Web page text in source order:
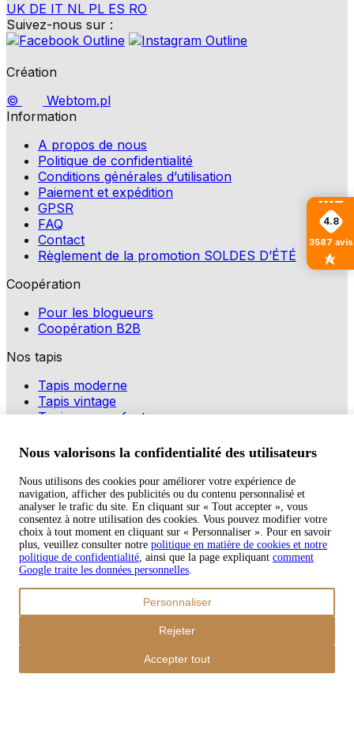
UK DE IT NL PL ES RO
Suivez-nous sur :
Création
©
Webtom.pl
Information
A propos de nous
Politique de confidentialité
Conditions générales d’utilisation
Paiement et expédition
GPSR
FAQ
Contact
Règlement de la promotion SOLDES D’ÉTÉ
Coopération
Pour les blogueurs
Coopération B2B
Nos tapis
Tapis moderne
Tapis vintage
Tapis pour enfants
Modes de paiement
Copyright © 2026 TAPISO
4.8
3587 avis
Nous valorisons la confidentialité des utilisateurs
Nous utilisons des cookies pour améliorer votre expérience de
navigation, afficher des publicités ou du contenu personnalisé et
analyser le trafic du site. En cliquant sur « Tout accepter », vous
consentez à notre utilisation des cookies. Vous pouvez modifier votre
choix à tout moment en cliquant sur « Personnaliser ». Pour en savoir
plus, veuillez consulter notre politique en matière de cookies et notre
politique de confidentialité, ainsi que la page expliquant comment
Google traite les données personnelles.
Personnaliser
Rejeter
Accepter tout
Panier
0,00
0,00
Poursuivre les achats